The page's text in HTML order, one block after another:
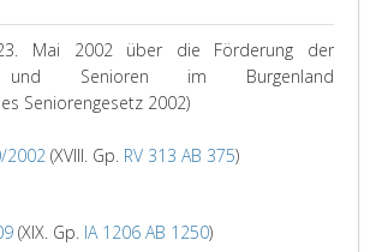
Mai 2002 über die Förderung der
und Senioren im Burgenland
Seniorengesetz 2002)
2002 (XVIII. Gp. RV 313 AB 375)
(XIX. Gp. IA 1206 AB 1250)